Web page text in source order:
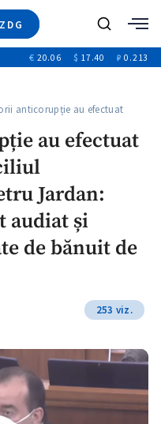
Ştiri
Video
Special
Blog
€ 20.06 $ 17.40 ₽ 0.213
anticorupție au efectuat
au efectuat
Jardan:
audiat și
de bănuit de
253 viz.